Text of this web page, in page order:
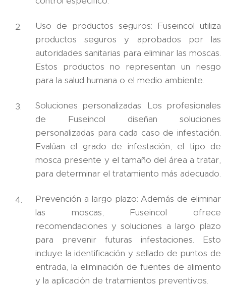
Uso de productos seguros: Fuseincol utiliza
productos seguros y aprobados por las
autoridades sanitarias para eliminar las moscas.
Estos productos no representan un riesgo
para la salud humana o el medio ambiente.
Soluciones personalizadas: Los profesionales
de Fuseincol diseñan soluciones
personalizadas para cada caso de infestación.
Evalúan el grado de infestación, el tipo de
mosca presente y el tamaño del área a tratar,
para determinar el tratamiento más adecuado.
Prevención a largo plazo: Además de eliminar
las moscas, Fuseincol ofrece
recomendaciones y soluciones a largo plazo
para prevenir futuras infestaciones. Esto
incluye la identificación y sellado de puntos de
entrada, la eliminación de fuentes de alimento
y la aplicación de tratamientos preventivos.